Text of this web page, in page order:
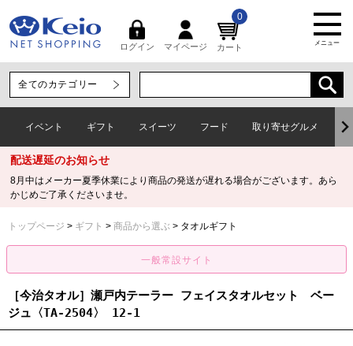
ログイン マイページ カート
0
メニュー
イベント ギフト スイーツ フード 取り寄せグルメ
配送遅延のお知らせ
8月中はメーカー夏季休業により商品の発送が遅れる場合がございます。あら
かじめご了承くださいませ。
トップページ ギフト 商品から選ぶ タオルギフト
［今治タオル］瀬戸内テーラー フェイスタオルセット ベー
ジュ〈TA-2504〉 12-1